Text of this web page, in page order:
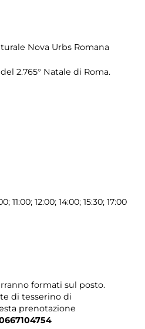
Nova Urbs Romana
2.765° Natale di Roma.
12:00; 14:00; 15:30; 17:00
formati sul posto.
di tesserino di
prenotazione